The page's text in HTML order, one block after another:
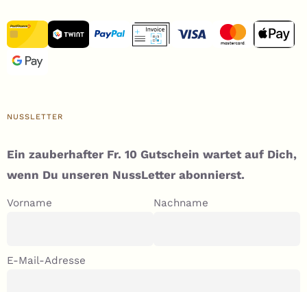
NUSSLETTER
Ein zauberhafter Fr. 10 Gutschein wartet auf Dich,
wenn Du unseren NussLetter abonnierst.
Vorname Nachname
E-Mail-Adresse